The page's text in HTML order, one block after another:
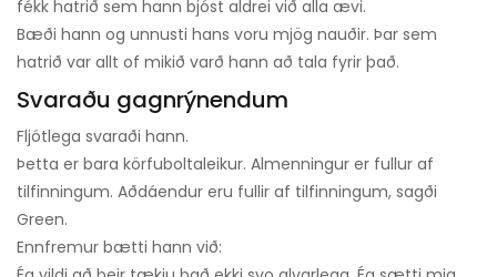
fékk hatrið sem hann bjóst aldrei við alla ævi.
Bæði hann og unnusti hans voru mjög nauðir. Þar sem
hatrið var allt of mikið varð hann að tala fyrir það.
Svaraðu gagnrýnendum
Fljótlega svaraði hann.
Þetta er bara körfuboltaleikur. Almenningur er fullur af
tilfinningum. Aðdáendur eru fullir af tilfinningum, sagði
Green.
Ennfremur bætti hann við: